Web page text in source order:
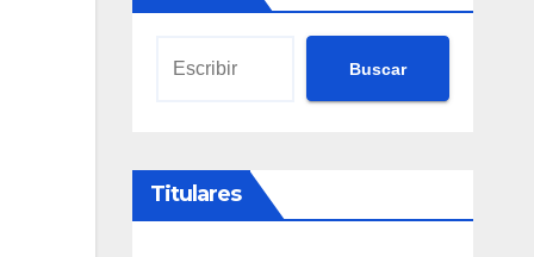
Buscar
Titulares